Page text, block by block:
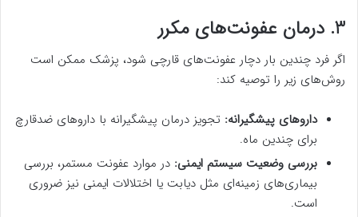
3. درمان عفونت‌های مکرر
اگر فرد چندین بار دچار عفونت‌های قارچی شود، پزشک ممکن است
روش‌های زیر را توصیه کند:
داروهای پیشگیرانه: تجویز درمان پیشگیرانه با داروهای ضدقارچ
برای چندین ماه.
بررسی وضعیت سیستم ایمنی: در موارد عفونت مستمر، بررسی
بیماری‌های زمینه‌ای مثل دیابت یا اختلالات ایمنی نیز ضروری
است.